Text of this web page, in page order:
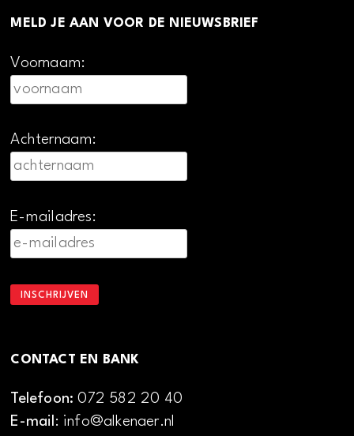
MELD JE AAN VOOR DE NIEUWSBRIEF
Voornaam:
Achternaam:
E-mailadres:
CONTACT EN BANK
Telefoon:072 582 20 40
E-mail: info@alkenaer.nl